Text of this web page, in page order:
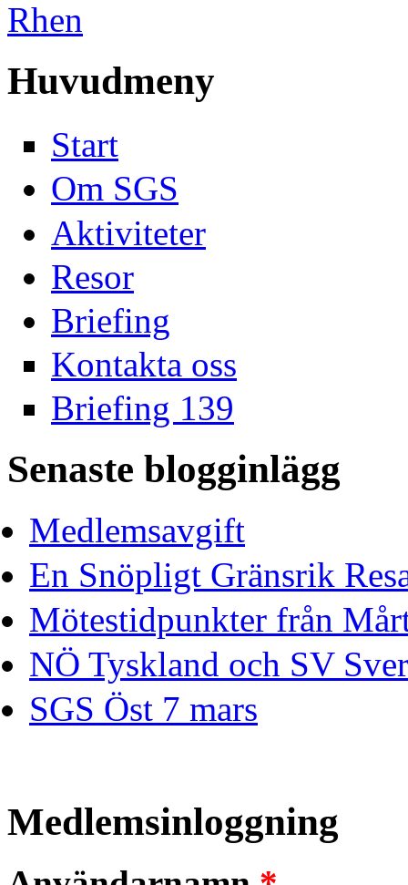
Huvudmeny
Start
Om SGS
Aktiviteter
Resor
Briefing
Kontakta oss
Briefing 139
Senaste blogginlägg
Medlemsavgift
En Snöpligt Gränsrik
Mötestidpunkter från
NÖ Tyskland och SV
SGS Öst 7 mars
Medlemsinloggning